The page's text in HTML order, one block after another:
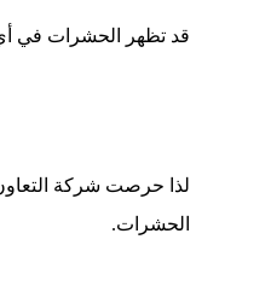
قد تظهر الحشرات في أي
لذا حرصت شركة
الحشرات.